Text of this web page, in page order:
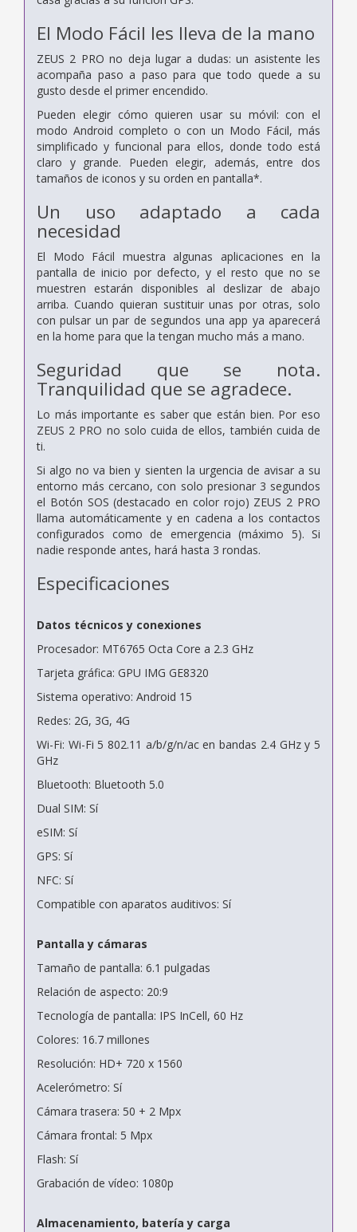
El Modo Fácil les lleva de la mano
ZEUS 2 PRO no deja lugar a dudas: un asistente les
acompaña paso a paso para que todo quede a su
gusto desde el primer encendido.
Pueden elegir cómo quieren usar su móvil: con el
modo Android completo o con un Modo Fácil, más
simplificado y funcional para ellos, donde todo está
claro y grande. Pueden elegir, además, entre dos
tamaños de iconos y su orden en pantalla*.
Un uso adaptado a cada
necesidad
El Modo Fácil muestra algunas aplicaciones en la
pantalla de inicio por defecto, y el resto que no se
muestren estarán disponibles al deslizar de abajo
arriba. Cuando quieran sustituir unas por otras, solo
con pulsar un par de segundos una app ya aparecerá
en la home para que la tengan mucho más a mano.
Seguridad que se nota.
Tranquilidad que se agradece.
Lo más importante es saber que están bien. Por eso
ZEUS 2 PRO no solo cuida de ellos, también cuida de
ti.
Si algo no va bien y sienten la urgencia de avisar a su
entorno más cercano, con solo presionar 3 segundos
el Botón SOS (destacado en color rojo) ZEUS 2 PRO
llama automáticamente y en cadena a los contactos
configurados como de emergencia (máximo 5). Si
nadie responde antes, hará hasta 3 rondas.
Especificaciones
Datos técnicos y conexiones
Procesador: MT6765 Octa Core a 2.3 GHz
Tarjeta gráfica: GPU IMG GE8320
Sistema operativo: Android 15
Redes: 2G, 3G, 4G
Wi-Fi: Wi-Fi 5 802.11 a/b/g/n/ac en bandas 2.4 GHz y 5
GHz
Bluetooth: Bluetooth 5.0
Dual SIM: Sí
eSIM: Sí
GPS: Sí
NFC: Sí
Compatible con aparatos auditivos: Sí
Pantalla y cámaras
Tamaño de pantalla: 6.1 pulgadas
Relación de aspecto: 20:9
Tecnología de pantalla: IPS InCell, 60 Hz
Colores: 16.7 millones
Resolución: HD+ 720 x 1560
Acelerómetro: Sí
Cámara trasera: 50 + 2 Mpx
Cámara frontal: 5 Mpx
Flash: Sí
Grabación de vídeo: 1080p
Almacenamiento, batería y carga